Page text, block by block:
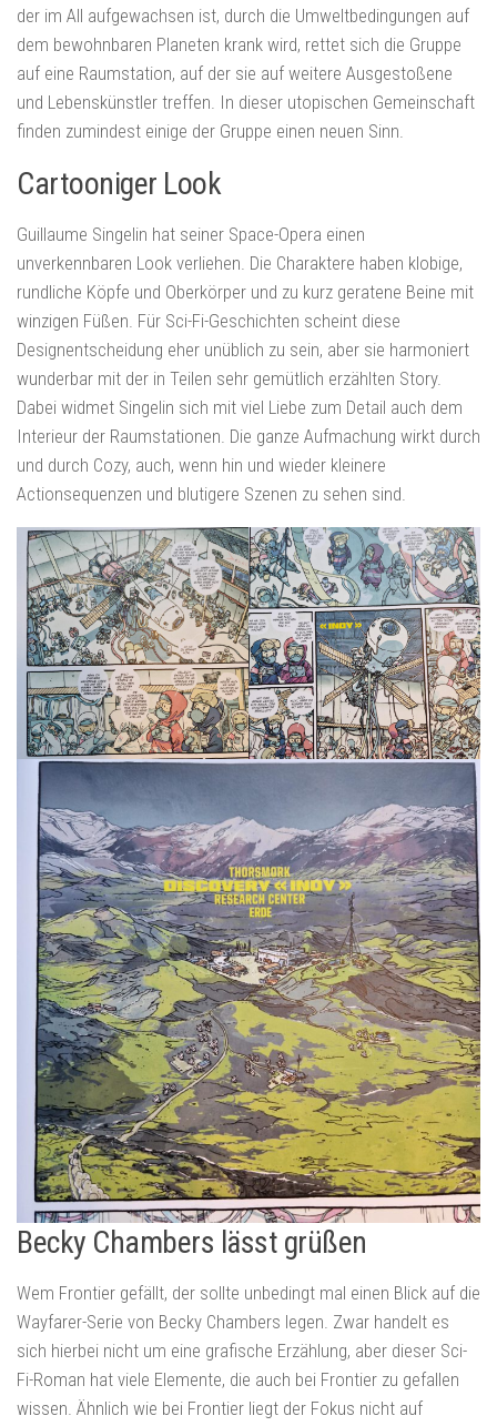
der im All aufgewachsen ist, durch die Umweltbedingungen auf
dem bewohnbaren Planeten krank wird, rettet sich die Gruppe
auf eine Raumstation, auf der sie auf weitere Ausgestoßene
und Lebenskünstler treffen. In dieser utopischen Gemeinschaft
finden zumindest einige der Gruppe einen neuen Sinn.
Cartooniger Look
Guillaume Singelin hat seiner Space-Opera einen
unverkennbaren Look verliehen. Die Charaktere haben klobige,
rundliche Köpfe und Oberkörper und zu kurz geratene Beine mit
winzigen Füßen. Für Sci-Fi-Geschichten scheint diese
Designentscheidung eher unüblich zu sein, aber sie harmoniert
wunderbar mit der in Teilen sehr gemütlich erzählten Story.
Dabei widmet Singelin sich mit viel Liebe zum Detail auch dem
Interieur der Raumstationen. Die ganze Aufmachung wirkt durch
und durch Cozy, auch, wenn hin und wieder kleinere
Actionsequenzen und blutigere Szenen zu sehen sind.
Becky Chambers lässt grüßen
Wem Frontier gefällt, der sollte unbedingt mal einen Blick auf die
Wayfarer-Serie von Becky Chambers legen. Zwar handelt es
sich hierbei nicht um eine grafische Erzählung, aber dieser Sci-
Fi-Roman hat viele Elemente, die auch bei Frontier zu gefallen
wissen. Ähnlich wie bei Frontier liegt der Fokus nicht auf